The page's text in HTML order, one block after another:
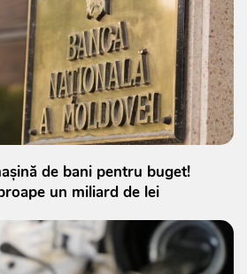
de bani pentru buget!
un miliard de lei